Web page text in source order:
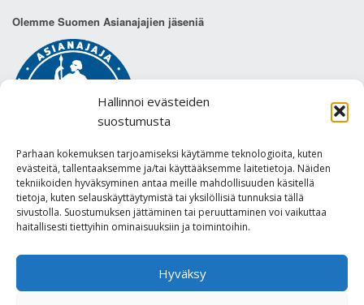
Hallinnoi evästeiden
suostumusta
Parhaan kokemuksen tarjoamiseksi käytämme teknologioita, kuten
evästeitä, tallentaaksemme ja/tai käyttääksemme laitetietoja. Näiden
tekniikoiden hyväksyminen antaa meille mahdollisuuden käsitellä
tietoja, kuten selauskäyttäytymistä tai yksilöllisiä tunnuksia tällä
sivustolla. Suostumuksen jättäminen tai peruuttaminen voi vaikuttaa
haitallisesti tiettyihin ominaisuuksiin ja toimintoihin.
Hyväksy
Olemme Suomen Asianajajien jäseniä
Tietosuojaseloste